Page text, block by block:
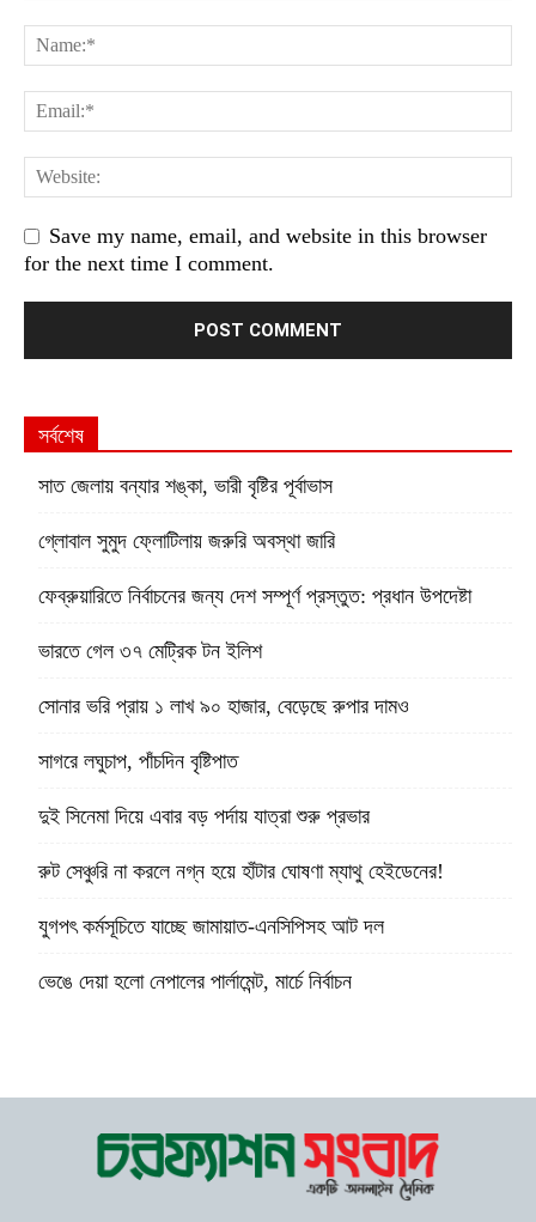
Save my name, email, and website in this browser
for the next time I comment.
সর্বশেষ
সাত জেলায় বন্যার শঙ্কা, ভারী বৃষ্টির পূর্বাভাস
গ্লোবাল সুমুদ ফ্লোটিলায় জরুরি অবস্থা জারি
ফেব্রুয়ারিতে নির্বাচনের জন্য দেশ সম্পূর্ণ প্রস্তুত: প্রধান উপদেষ্টা
ভারতে গেল ৩৭ মেট্রিক টন ইলিশ
সোনার ভরি প্রায় ১ লাখ ৯০ হাজার, বেড়েছে রুপার দামও
সাগরে লঘুচাপ, পাঁচদিন বৃষ্টিপাত
দুই সিনেমা দিয়ে এবার বড় পর্দায় যাত্রা শুরু প্রভার
রুট সেঞ্চুরি না করলে নগ্ন হয়ে হাঁটার ঘোষণা ম্যাথু হেইডেনের!
যুগপৎ কর্মসূচিতে যাচ্ছে জামায়াত-এনসিপিসহ আট দল
ভেঙে দেয়া হলো নেপালের পার্লামেন্ট, মার্চে নির্বাচন